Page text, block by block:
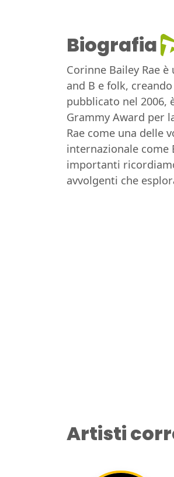
Biografia
Corinne Bailey Rae
and B e folk,
pubblicato nel 2006,
Grammy Award per
Rae come una delle
internazionale come
importanti
avvolgenti che
Artisti